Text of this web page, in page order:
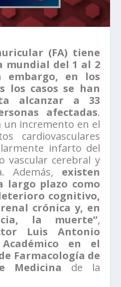
(FA) tiene
mundial del 1 al 2
embargo, en los
los casos se han
alcanzar a 33
afectadas.
un incremento en el
cardiovasculares
infarto del
vascular cerebral y
Además, existen
largo plazo como
cognitivo,
crónica y, en
la muerte”,
Luis Antonio
en el
Farmacología de
Medicina de la